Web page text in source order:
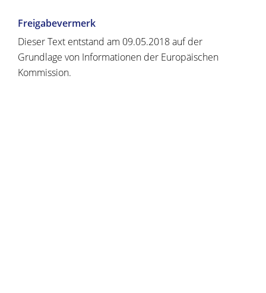
Freigabevermerk
Dieser Text entstand am 09.05.2018 auf der
Grundlage von Informationen der Europäischen
Kommission.